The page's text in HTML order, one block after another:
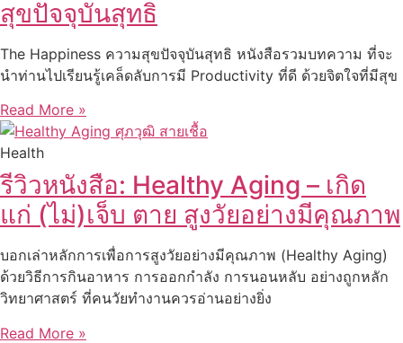
สุขปัจจุบันสุทธิ
The Happiness ความสุขปัจจุบันสุทธิ หนังสือรวมบทความ ที่จะ
นำท่านไปเรียนรู้เคล็ดลับการมี Productivity ที่ดี ด้วยจิตใจที่มีสุข
Read More »
Health
รีวิวหนังสือ: Healthy Aging – เกิด
แก่ (ไม่)เจ็บ ตาย สูงวัยอย่างมีคุณภาพ
บอกเล่าหลักการเพื่อการสูงวัยอย่างมีคุณภาพ (Healthy Aging)
ด้วยวิธีการกินอาหาร การออกกำลัง การนอนหลับ อย่างถูกหลัก
วิทยาศาสตร์ ที่คนวัยทำงานควรอ่านอย่างยิ่ง
Read More »